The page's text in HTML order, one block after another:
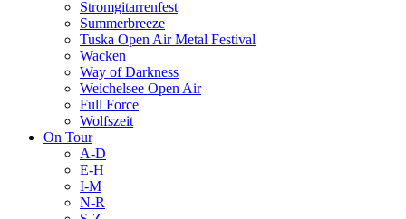
Stromgitarrenfest
Summerbreeze
Tuska Open Air Metal Festival
Wacken
Way of Darkness
Weichelsee Open Air
Full Force
Wolfszeit
On Tour
A-D
E-H
I-M
N-R